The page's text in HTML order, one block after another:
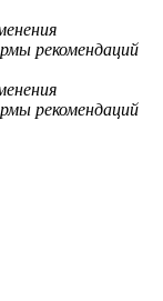
рекомендаций
рекомендаций